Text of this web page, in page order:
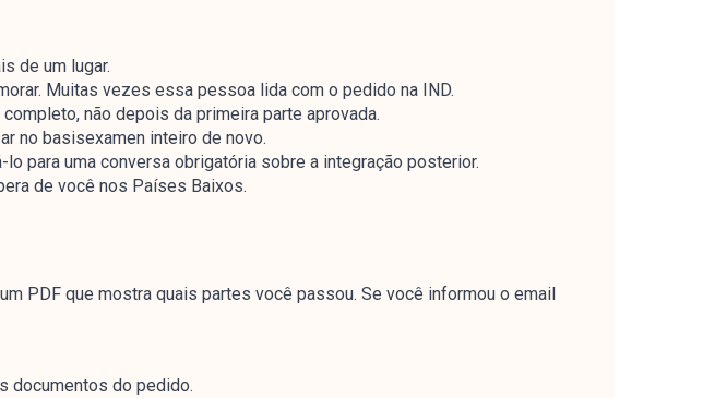
de um lugar.
Muitas vezes essa pessoa lida com o pedido na IND.
não depois da primeira parte aprovada.
no basisexamen inteiro de novo.
para uma conversa obrigatória sobre a integração posterior.
de você nos Países Baixos.
PDF que mostra quais partes você passou. Se você informou o email
documentos do pedido.